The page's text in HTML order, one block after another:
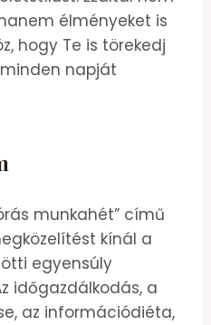
élményeket is
hogy Te is törekedj
napját
munkahét” című
kínál a
egyensúly
időgazdálkodás, a
az információdiéta,